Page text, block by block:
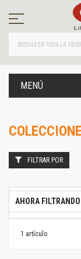
contenido
MENÚ
1 artículo
FILTRAR POR
AHORA